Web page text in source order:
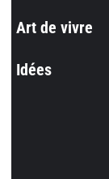
Art de vivre
Idées